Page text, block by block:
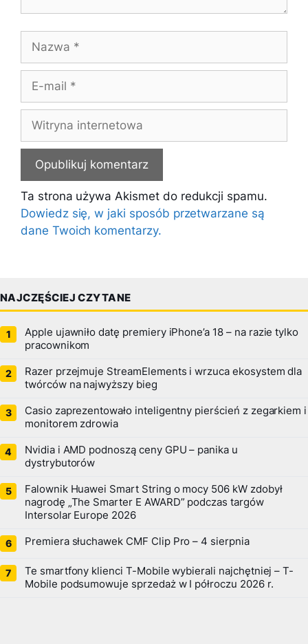
Nazwa
Witryna
internetowa
Ta strona używa Akismet do redukcji spamu.
Dowiedz się, w jaki sposób przetwarzane są
dane Twoich komentarzy.
NAJCZĘŚCIEJ CZYTANE
Apple ujawniło datę premiery iPhone’a 18 – na razie tylko
pracownikom
Razer przejmuje StreamElements i wrzuca ekosystem dla
twórców na najwyższy bieg
Casio zaprezentowało inteligentny pierścień z zegarkiem i
monitorem zdrowia
Nvidia i AMD podnoszą ceny GPU – panika u
dystrybutorów
Falownik Huawei Smart String o mocy 506 kW zdobył
nagrodę „The Smarter E AWARD” podczas targów
Intersolar Europe 2026
Premiera słuchawek CMF Clip Pro – 4 sierpnia
Te smartfony klienci T-Mobile wybierali najchętniej – T-
Mobile podsumowuje sprzedaż w I półroczu 2026 r.